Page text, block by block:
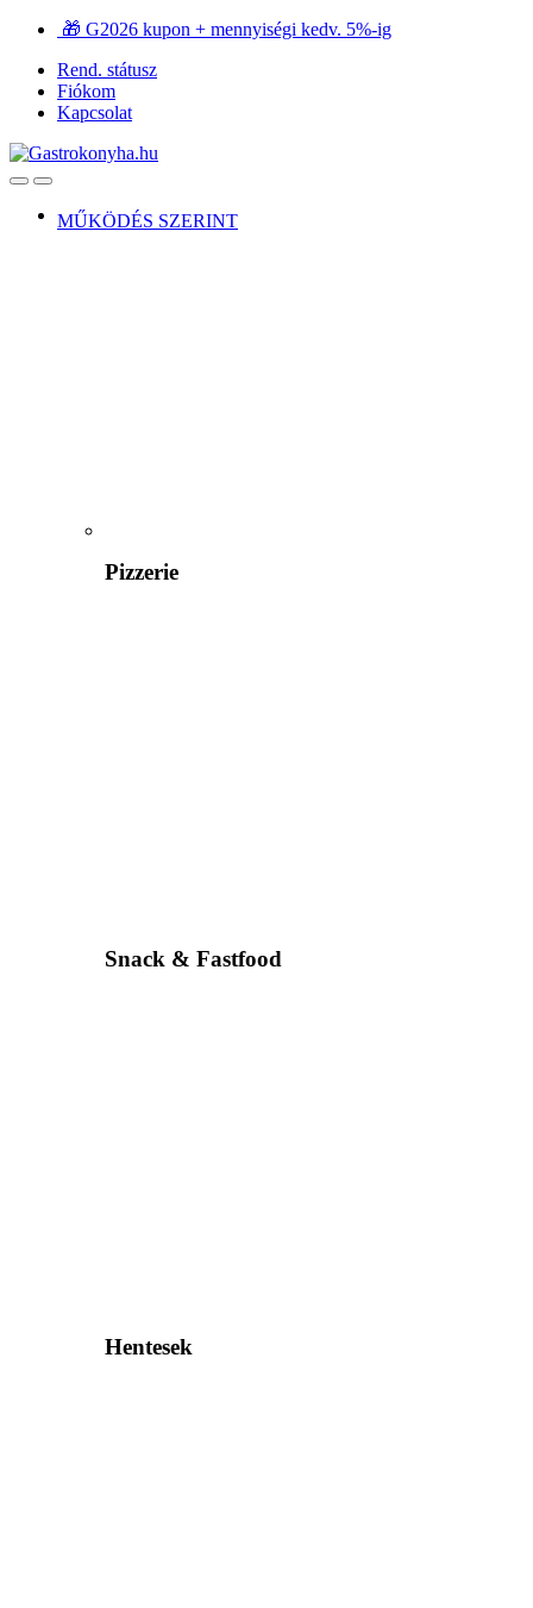
Ugrás
navigációhoz
Ugrás
tartalomra
🎁 G2026 kupon + mennyiségi kedv. 5%-ig
Rend. státusz
Fiókom
Kapcsolat
OpenClose
MŰKÖDÉS SZERINT
Pizzerie
Snack & Fastfood
Hentesek